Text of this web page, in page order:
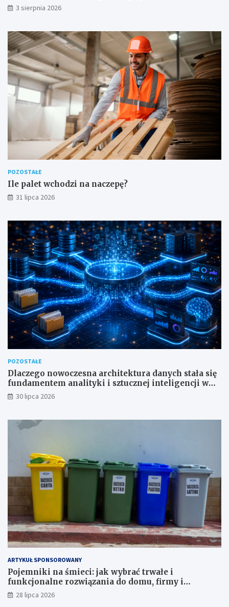
3 sierpnia 2026
POZOSTAŁE
Ile palet wchodzi na naczepę?
31 lipca 2026
POZOSTAŁE
Dlaczego nowoczesna architektura danych stała się
fundamentem analityki i sztucznej inteligencji w
przedsiębiorstwach?
30 lipca 2026
ARTYKUŁ SPONSOROWANY
Pojemniki na śmieci: jak wybrać trwałe i
funkcjonalne rozwiązania do domu, firmy i
instytucji
28 lipca 2026